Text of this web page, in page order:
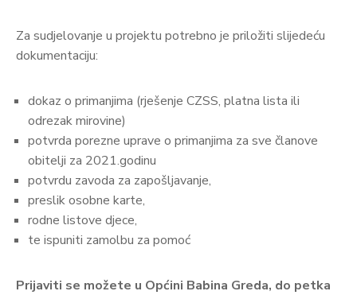
Za sudjelovanje u projektu potrebno je priložiti slijedeću
dokumentaciju:
dokaz o primanjima (rješenje CZSS, platna lista ili
odrezak mirovine)
potvrda porezne uprave o primanjima za sve članove
obitelji za 2021.godinu
potvrdu zavoda za zapošljavanje,
preslik osobne karte,
rodne listove djece,
te ispuniti zamolbu za pomoć
Prijaviti se možete u Općini Babina Greda, do petka